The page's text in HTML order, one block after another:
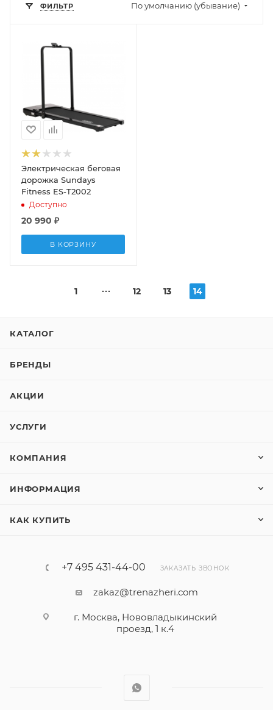
ФИЛЬТР По умолчанию (убывание)
Электрическая беговая
дорожка Sundays
Fitness ES-T2002
Доступно
20 990 ₽
В КОРЗИНУ
1 12 13 14
КАТАЛОГ
БРЕНДЫ
АКЦИИ
УСЛУГИ
КОМПАНИЯ
ИНФОРМАЦИЯ
КАК КУПИТЬ
+7 495 431-44-00 ЗАКАЗАТЬ ЗВОНОК
zakaz@trenazheri.com
г. Москва, Нововладыкинский
проезд, 1 к.4